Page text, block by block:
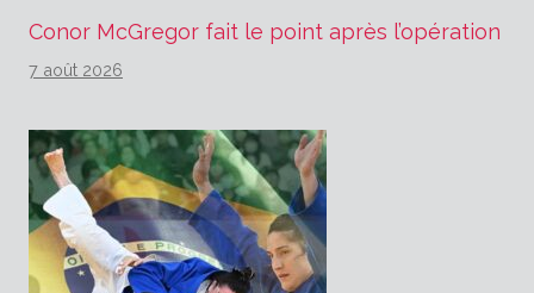
Conor McGregor fait le point après l’opération
7 août 2026